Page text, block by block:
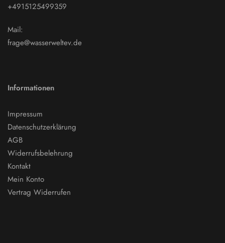
+4915125499359
Mail:
frage@wasserweltev.de
Informationen
Impressum
Datenschutzerklärung
AGB
Widerrufsbelehrung
Kontakt
Mein Konto
Vertrag Widerrufen